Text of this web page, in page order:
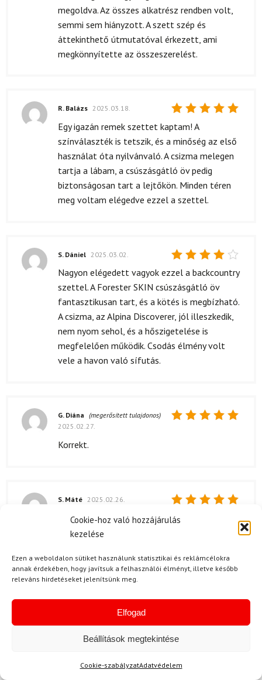
Cookie-hoz való hozzájárulás
kezelése
Ezen a weboldalon sütiket használunk statisztikai és reklámcélokra
annak érdekében, hogy javítsuk a felhasználói élményt, illetve később
releváns hirdetéseket jelenítsünk meg.
Elfogad
Beállítások megtekintése
Cookie-szabályzatAdatvédelem
megoldva. Az összes alkatrész rendben volt,
semmi sem hiányzott. A szett szép és
áttekinthető útmutatóval érkezett, ami
megkönnyítette az összeszerelést.
Értékelés:
R. Balázs 2025.03.18.
Egy igazán remek szettet kaptam! A
színválaszték is tetszik, és a minőség az első
használat óta nyilvánvaló. A csizma melegen
tartja a lábam, a csúszásgátló öv pedig
biztonságosan tart a lejtőkön. Minden téren
meg voltam elégedve ezzel a szettel.
Értékelés:
S. Dániel 2025.03.02.
Nagyon elégedett vagyok ezzel a backcountry
szettel. A Forester SKIN csúszásgátló öv
fantasztikusan tart, és a kötés is megbízható.
A csizma, az Alpina Discoverer, jól illeszkedik,
nem nyom sehol, és a hőszigetelése is
megfelelően működik. Csodás élmény volt
vele a havon való sífutás.
G. Diána (megerősített tulajdonos)
2025.02.27.
Korrekt.
Értékelés:
5/ 5
S. Máté 2025.02.26.
A szett kiváló minőségű, és remek áron
elérhető.
Értékelés:
Értékelés: